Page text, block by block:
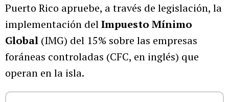
Puerto Rico apruebe, a través de legislación, la
implementación delImpuesto Mínimo
Global (IMG) del 15% sobre las empresas
foráneas controladas (CFC, en inglés) que
operan en la isla.